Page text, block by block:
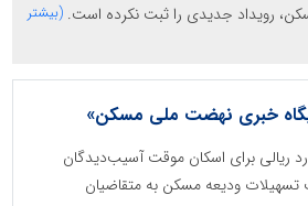
رویداد جدیدی را ثبت نکرده است. (بیشتر
خبری نهضت ملی مسکن»
۷ میلیارد ریالی برای اسکان موقت آسیب‌دیدگان